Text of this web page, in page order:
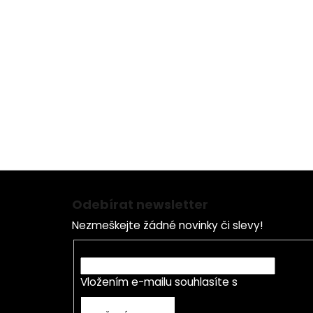
Z
Odebírat newsletter
Nezmeškejte žádné novinky či slevy!
Vložením e-mailu souhlasíte s